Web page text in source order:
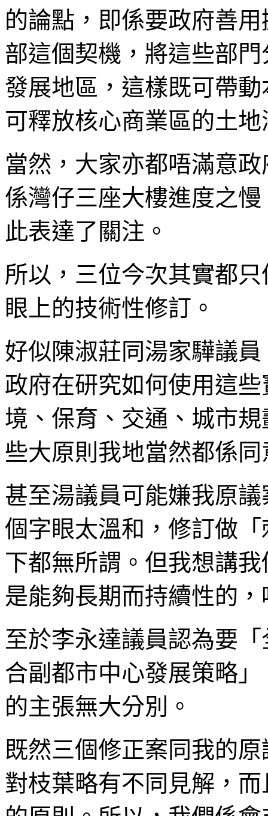
的論點，即係要政府善
部這個契機，將這些部
發展地區，這樣既可帶
可釋放核心商業區的土地
當然，大家亦都唔滿意
係灣仔三座大樓進度之
此表達了關注。
所以，三位今次其實都
眼上的技術性修訂。
好似陳淑莊同湯家驊議
政府在研究如何使用這
境、保育、交通、城市
些大原則我地當然都係同
甚至湯議員可能嫌我原
個字眼太溫和，修訂做
下都無所謂。但我想講
是能夠長期而持續性的
至於李永達議員認為要
合副都市中心發展策略
的主張無大分別。
既然三個修正案同我的
對枝葉略有不同見解，